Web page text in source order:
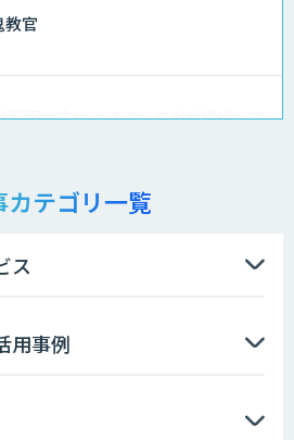
教官
不明の古いシステムをAIが解析して
ージェント開発支援
ンジニアアカデミー（バイブコーデ
テゴリ一覧
ス
用事例